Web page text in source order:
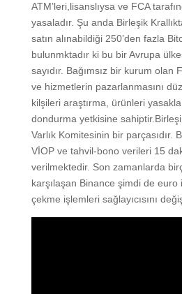
ATM’leri,lisanslıysa ve FCA
yasaladır. Şu anda Birleşik
satın alınabildiği 250’den fazla
bulunmktadır ki bu bir Avrupa
sayıdır. Bağımsız bir kurum olan
ve hizmetlerin pazarlanmasını
kilşileri araştırma, ürünleri
dondurma yetkisine
Varlık Komitesinin bir parçasıdır.
VİOP ve tahvil-bono verileri 15
verilmektedir. Son zamanlarda
karşılaşan Binance şimdi de euro
çekme işlemleri sağlayıcısını